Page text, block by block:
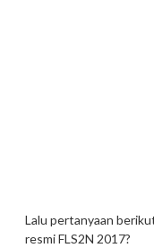
Lalu pertanyaan
resmi FLS2N 2017?